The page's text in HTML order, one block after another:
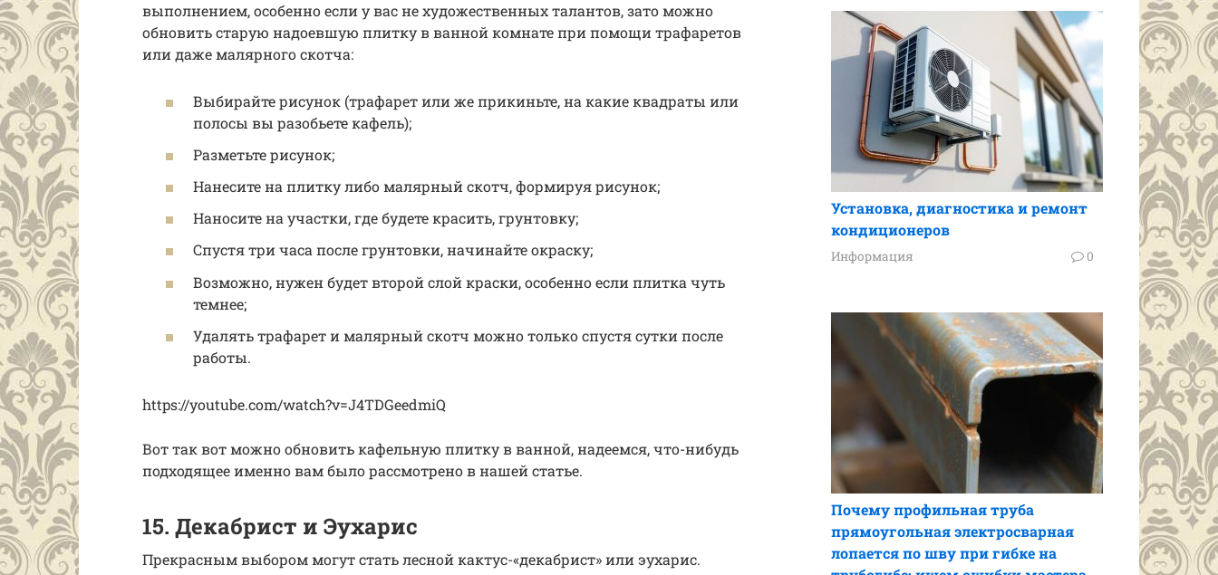
выполнением, особенно если у вас не художественных талантов, зато можно
обновить старую надоевшую плитку в ванной комнате при помощи трафаретов
или даже малярного скотча:
Выбирайте рисунок (трафарет или же прикиньте, на какие квадраты или
полосы вы разобьете кафель);
Разметьте рисунок;
Нанесите на плитку либо малярный скотч, формируя рисунок;
Наносите на участки, где будете красить, грунтовку;
Спустя три часа после грунтовки, начинайте окраску;
Возможно, нужен будет второй слой краски, особенно если плитка чуть
темнее;
Удалять трафарет и малярный скотч можно только спустя сутки после
работы.
https://youtube.com/watch?v=J4TDGeedmiQ
Вот так вот можно обновить кафельную плитку в ванной, надеемся, что-нибудь
подходящее именно вам было рассмотрено в нашей статье.
15. Декабрист и Эухарис
Прекрасным выбором могут стать лесной кактус-«декабрист» или эухарис.
Установка, диагностика и ремонт
кондиционеров
Информация 0
Почему профильная труба
прямоугольная электросварная
лопается по шву при гибке на